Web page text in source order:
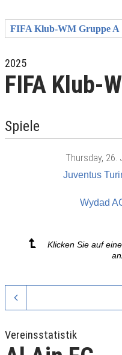
FIFA Klub-WM Gruppe A
2025
FIFA Klub-
Spiele
Thursday, 26.
Juventus
Wydad
Klicken Sie auf
Vereinsstatistik